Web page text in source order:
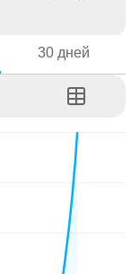
30 дней